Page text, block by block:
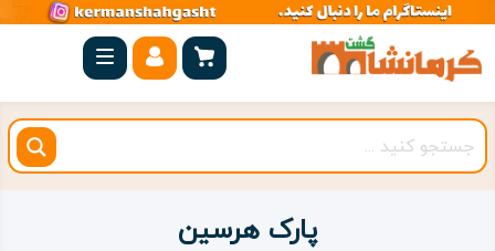
صفحه
اصلی
کرمانشاه
شهرستان
پارک هرسین